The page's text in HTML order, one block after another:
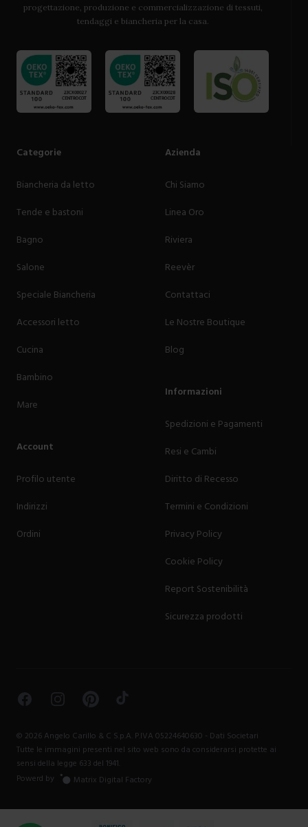
progettazione, produzione e commercializzazione di tessuti,
tendaggi e biancheria per la casa.
Categorie
Biancheria da letto
Tende e bastoni
Bagno
Salone
Speciale Biancheria
Accessori letto
Cucina
Bambino
Mare
Account
Profilo utente
Indirizzi
Ordini
Azienda
Chi Siamo
Linea Oro
Riviera
Reevèr
Contattaci
Le Nostre Boutique
Blog
Informazioni
Spedizioni e Pagamenti
Resi e Cambi
Diritto di Recesso
Termini e Condizioni
Privacy Policy
Cookie Policy
Report Sostenibilità
Sicurezza prodotti
FacebookInstagramPinterestTikTok
© 2026 Angelo Carillo & C S.p.A. P.IVA 05224640630 - Dati Societari
Tutte le immagini presenti nel sito web sono da considerarsi protette ai
sensi della legge 633 del 1941.
Powerd by
Matrix Digital Factory